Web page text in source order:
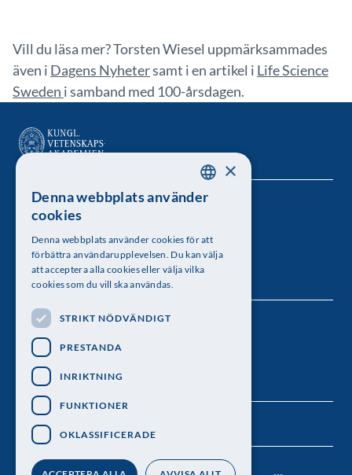
Vill du läsa mer? Torsten Wiesel uppmärksammades
även i Dagens Nyhetersamt i en artikel i Life Science
Sweden i samband med 100-årsdagen.
Kungl. Vetenskapsakademien
Besöksadress: Lilla Frescativägen 4A
Telefon: 08-673 95 00
Följ oss
SWEDISH
×
Denna webbplats använder
cookies
Denna webbplats använder cookies för att
förbättra användarupplevelsen. Du kan välja
att acceptera alla cookies eller välja vilka
cookies som du vill ska användas.
STRIKT NÖDVÄNDIGT
PRESTANDA
INRIKTNING
FUNKTIONER
OKLASSIFICERADE